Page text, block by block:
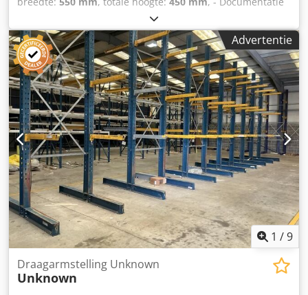
aanwezig: Nee - CE certificaat aanwezig: Nee -
Transportafmetingen: 1040mm x 550mm x 450mm (l x b x
h) - Transportcolli [st.]: 1 Financiële informatie BTW: De
getoonde prijs is exclusief BTW BTW/marge: BTW
verrekenbaar voor ondernemers Codjxm Rgxjpfx Adroha
Levering en inruil altijd mogelijk van alles in de industriële
sectoren Lukas van Rossum
Advertentie
1 /9
Draagarmstelling Unknown
Unknown